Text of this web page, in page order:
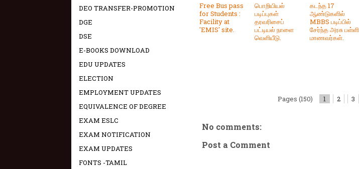
Free Bus pass
for Students :
Facility at
'EMIS' site.
பொறியியல்
படிப்புகள்
தரவரிசைப்
பட்டியல் நாளை
வெளியீடு.
கடந்த 17
ஆண்டுகளில்
MBBS படிப்பில்
சேர்ந்த அரசு பள்ளி
மாணவர்கள்.
Pages (150) 1 2 3
No comments:
Post a Comment
DEO TRANSFER-PROMOTION
DGE
DSE
E-BOOKS DOWNLOAD
EDU UPDATES
ELECTION
EMPLOYMENT UPDATES
EQUIVALENCE OF DEGREE
EXAM ESLC
EXAM NOTIFICATION
EXAM UPDATES
FONTS -TAMIL